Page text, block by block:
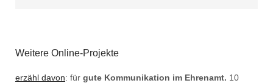
Weitere Online-Projekte
erzähl davon: für gute Kommunikation im Ehrenamt. 10